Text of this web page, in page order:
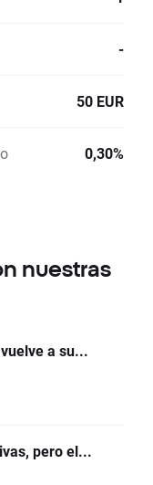
-
50 EUR
0,30%
nuestras
a su...
pero el...